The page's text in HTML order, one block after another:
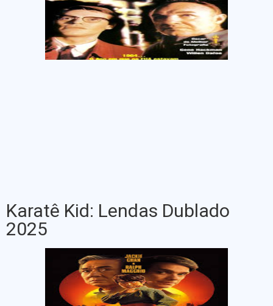
Karatê Kid: Lendas Dublado
2025